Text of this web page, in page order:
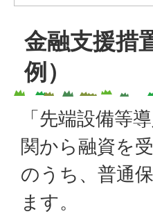
金融支援措
例）
「先端設備等
関から融資を
のうち、普通
ます。